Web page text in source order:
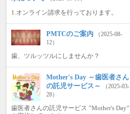
1.オンライン請求を行っております。
PMTCのご案内
（2025-08-
12）
歯、ツルッツルにしませんか？
Mother's Day ～歯医者さん
の託児サービス～
（2025-03-
28）
歯医者さんの託児サービス ”Mother's Day”